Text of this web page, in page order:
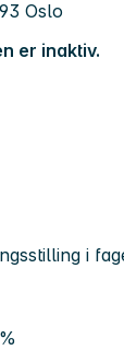
Oslo
er inaktiv.
i